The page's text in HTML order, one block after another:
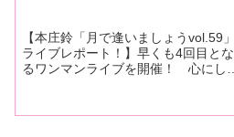
【本庄鈴「月で逢いましょうvol.59」
ライブレポート！】早くも4回目とな
るワンマンライブを開催！ 心にしみ